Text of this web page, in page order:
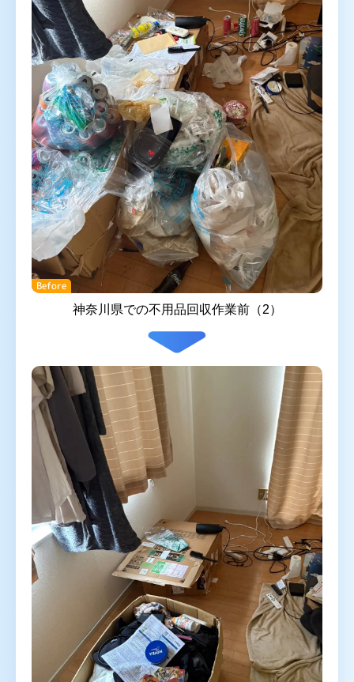
Before
神奈川県での不用品回収作業前（2）